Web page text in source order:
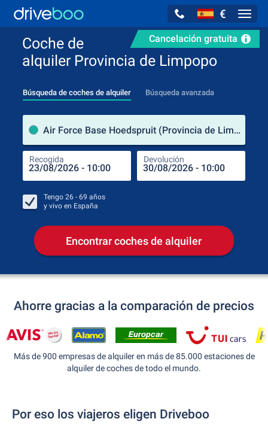
€
Cancelación gratuita
Coche de
alquiler Provincia de Limpopo
Búsqueda de coches de alquiler Búsqueda avanzada
Air Force Base Hoedspruit (Provincia de Limpopo / Sudáfrica)
Recogida Devolución
Tengo 26 - 69 años
y vivo en España
Encontrar coches de alquiler
Ahorre gracias a la comparación de precios
Más de 900 empresas de alquiler en más de 85.000 estaciones de
alquiler de coches de todo el mundo.
Por eso los viajeros eligen Driveboo